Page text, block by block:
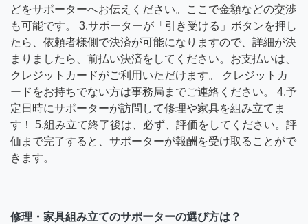
どをサポーターへお伝えください。ここで金額などの交渉
も可能です。 3.サポーターが「引き受ける」ボタンを押し
たら、依頼者様側で決済が可能になりますので、詳細が決
まりましたら、前払い決済をしてください。お支払いは、
クレジットカードがご利用いただけます。 クレジットカ
ードをお持ちでない方は事務局までご連絡ください。 4.予
定日時にサポーターが訪問して修理や家具を組み立てま
す！ 5.組み立て終了後は、必ず、評価をしてください。評
価まで完了すると、サポーターが報酬を受け取ることがで
きます。
修理・家具組み立てのサポーターの選び方は？